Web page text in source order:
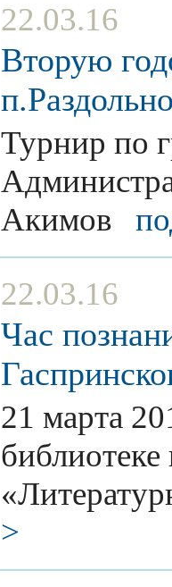
22.03.16
Вторую
Турнир по
Акимов
22.03.16
Час
21 марта
>